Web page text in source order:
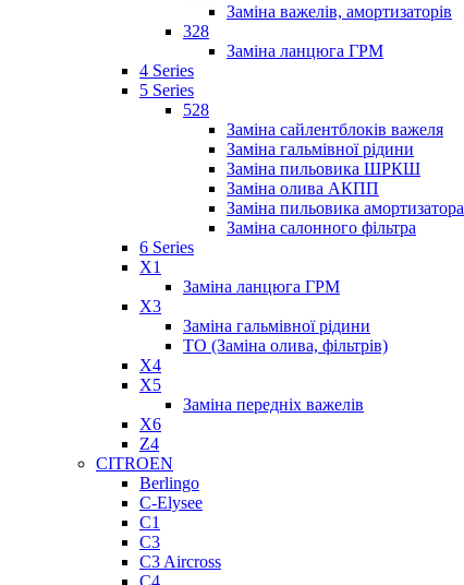
Заміна важелів, амортизаторів
328
Заміна ланцюга ГРМ
4 Series
5 Series
528
Заміна сайлентблоків важеля
Заміна гальмівної рідини
Заміна пильовика ШРКШ
Заміна олива АКПП
Заміна пильовика амортизатора
Заміна салонного фільтра
6 Series
X1
Заміна ланцюга ГРМ
X3
Заміна гальмівної рідини
ТО (Заміна олива, фільтрів)
X4
X5
Заміна передніх важелів
X6
Z4
CITROEN
Berlingo
C-Elysee
C1
C3
C3 Aircross
C4